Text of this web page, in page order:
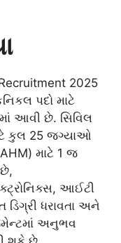
2025
પદો માટે
આવી છે. સિવિલ
કુલ 25 જગ્યાઓ
માટે 1 જ
આઈટી
ધરાવતા અને
અનુભવ